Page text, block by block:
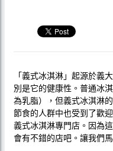
「義式冰淇淋」起源於義
別是它的健康性。普通冰
為乳脂），但義式冰淇淋
節食的人群中也受到了歡
義式冰淇淋專門店。因為
會有不錯的店吧。讓我們